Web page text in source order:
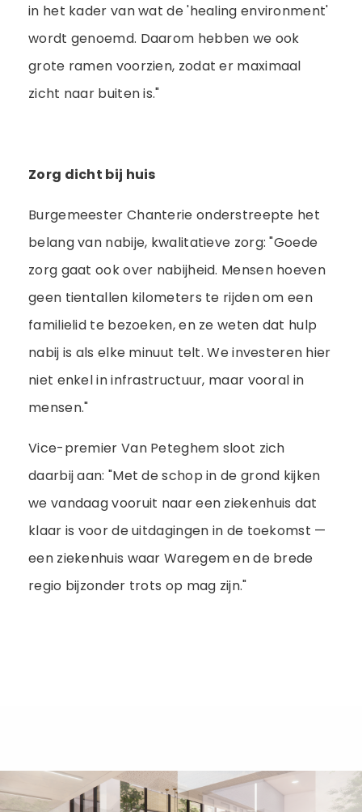
in het kader van wat de 'healing environment'
wordt genoemd. Daarom hebben we ook
grote ramen voorzien, zodat er maximaal
zicht naar buiten is."
Zorg dicht bij huis
Burgemeester Chanterie onderstreepte het
belang van nabije, kwalitatieve zorg: "Goede
zorg gaat ook over nabijheid. Mensen hoeven
geen tientallen kilometers te rijden om een
familielid te bezoeken, en ze weten dat hulp
nabij is als elke minuut telt. We investeren hier
niet enkel in infrastructuur, maar vooral in
mensen."
Vice-premier Van Peteghem sloot zich
daarbij aan: "Met de schop in de grond kijken
we vandaag vooruit naar een ziekenhuis dat
klaar is voor de uitdagingen in de toekomst —
een ziekenhuis waar Waregem en de brede
regio bijzonder trots op mag zijn."